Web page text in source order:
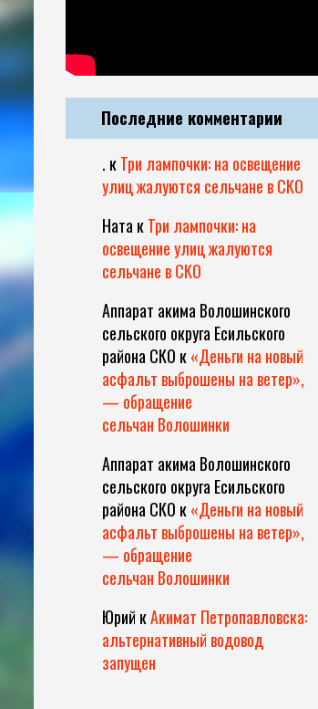
Последние комментарии
. кТри лампочки: на освещение
улиц жалуются сельчане в СКО
Ната кТри лампочки: на
освещение улиц жалуются
сельчане в СКО
Аппарат акима Волошинского
сельского округа Есильского
района СКО к«Деньги на новый
асфальт выброшены на ветер»,
— обращение
сельчан Волошинки
Аппарат акима Волошинского
сельского округа Есильского
района СКО к«Деньги на новый
асфальт выброшены на ветер»,
— обращение
сельчан Волошинки
Юрий кАкимат Петропавловска:
альтернативный водовод
запущен